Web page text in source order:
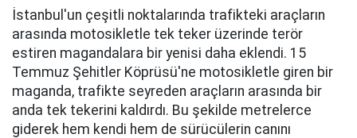
İstanbul'un çeşitli noktalarında trafikteki araçların
arasında motosikletle tek teker üzerinde terör
estiren magandalara bir yenisi daha eklendi. 15
Temmuz Şehitler Köprüsü'ne motosikletle giren bir
maganda, trafikte seyreden araçların arasında bir
anda tek tekerini kaldırdı. Bu şekilde metrelerce
giderek hem kendi hem de sürücülerin canını